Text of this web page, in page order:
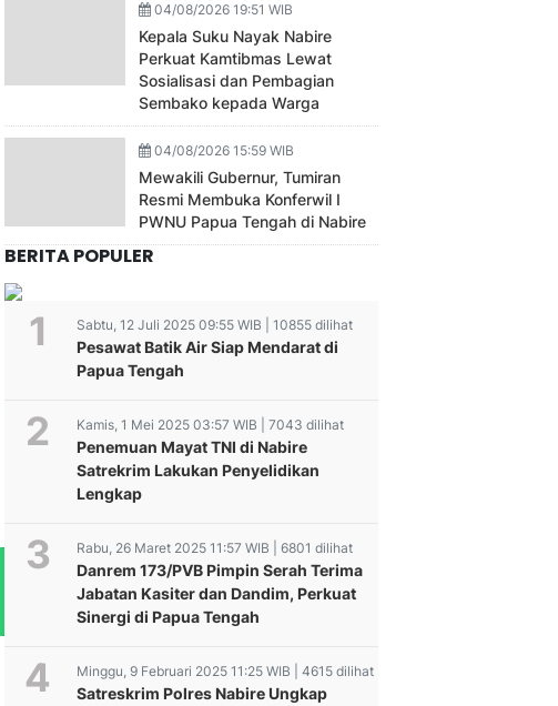
04/08/2026 19:51 WIB
Kepala Suku Nayak Nabire
Perkuat Kamtibmas Lewat
Sosialisasi dan Pembagian
Sembako kepada Warga
04/08/2026 15:59 WIB
Mewakili Gubernur, Tumiran
Resmi Membuka Konferwil I
PWNU Papua Tengah di Nabire
BERITA POPULER
Sabtu, 12 Juli 2025 09:55 WIB | 10855 dilihat
Pesawat Batik Air Siap Mendarat di
Papua Tengah
Kamis, 1 Mei 2025 03:57 WIB | 7043 dilihat
Penemuan Mayat TNI di Nabire
Satrekrim Lakukan Penyelidikan
Lengkap
Rabu, 26 Maret 2025 11:57 WIB | 6801 dilihat
Danrem 173/PVB Pimpin Serah Terima
Jabatan Kasiter dan Dandim, Perkuat
Sinergi di Papua Tengah
Minggu, 9 Februari 2025 11:25 WIB | 4615 dilihat
Satreskrim Polres Nabire Ungkap